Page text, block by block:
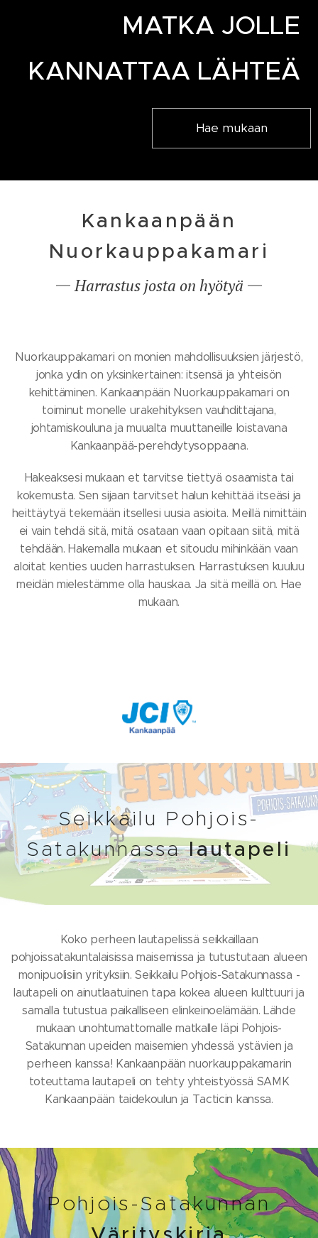
MATKA JOLLE
KANNATTAA LÄHTEÄ
Hae mukaan
Kankaanpään
Nuorkauppakamari
Harrastus josta on hyötyä
Nuorkauppakamari on monien mahdollisuuksien järjestö,
jonka ydin on yksinkertainen: itsensä ja yhteisön
kehittäminen. Kankaanpään Nuorkauppakamari on
toiminut monelle urakehityksen vauhdittajana,
johtamiskouluna ja muualta muuttaneille loistavana
Kankaanpää-perehdytysoppaana.
Hakeaksesi mukaan et tarvitse tiettyä osaamista tai
kokemusta. Sen sijaan tarvitset halun kehittää itseäsi ja
heittäytyä tekemään itsellesi uusia asioita. Meillä nimittäin
ei vain tehdä sitä, mitä osataan vaan opitaan siitä, mitä
tehdään. Hakemalla mukaan et sitoudu mihinkään vaan
aloitat kenties uuden harrastuksen. Harrastuksen kuuluu
meidän mielestämme olla hauskaa. Ja sitä meillä on. Hae
mukaan.
Seikkailu Pohjois-
Satakunnassalautapeli
Koko perheen lautapelissä seikkaillaan
pohjoissatakuntalaisissa maisemissa ja tutustutaan alueen
monipuolisiin yrityksiin. Seikkailu Pohjois-Satakunnassa -
lautapeli on ainutlaatuinen tapa kokea alueen kulttuuri ja
samalla tutustua paikalliseen elinkeinoelämään. Lähde
mukaan unohtumattomalle matkalle läpi Pohjois-
Satakunnan upeiden maisemien yhdessä ystävien ja
perheen kanssa! Kankaanpään nuorkauppakamarin
toteuttama lautapeli on tehty yhteistyössä SAMK
Kankaanpään taidekoulun ja Tacticin kanssa.
Pohjois-Satakunnan